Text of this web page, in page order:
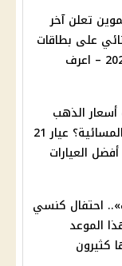
تعلن آخر
على بطاقات
التموين قبل نهاية مايو 2025 – اعرف
الذهب
اليوم في مصر بالتعاملات المسائية؟ عيار 21
العيارات
احتفال كنسي
الموعد
كثيرون